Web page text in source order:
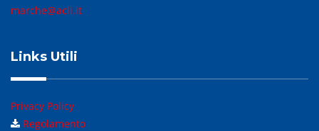
marche@acli.it
Links Utili
Privacy Policy
Regolamento